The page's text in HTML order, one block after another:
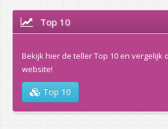
Top 10
Bekijk hier de teller Top 10 en vergelijk
website!
Top 10